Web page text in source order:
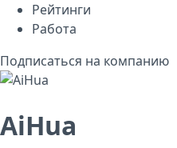
Рейтинги
Работа
Подписаться на компанию
AiHua